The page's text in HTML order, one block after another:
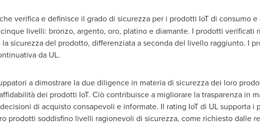
verifica e definisce il grado di sicurezza per i prodotti IoT di consumo e
livelli: bronzo, argento, oro, platino e diamante. I prodotti verificati
sicurezza del prodotto, differenziata a seconda del livello raggiunto. I
da UL.
a dimostrare la due diligence in materia di sicurezza dei loro
dei prodotti IoT. Ciò contribuisce a migliorare la trasparenza in
di acquisto consapevoli e informate. Il rating IoT di UL supporta i
prodotti soddisfino livelli ragionevoli di sicurezza, come richiesto dalle